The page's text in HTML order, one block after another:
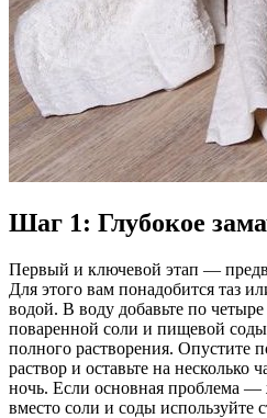
Шаг 1: Глубокое
Первый и ключевой этап —
Для этого вам понадобится таз
водой. В воду добавьте по
поваренной соли и пищевой
полного растворения. Опустите
раствор и оставьте на
ночь. Если основная проблема —
вместо соли и соды используйте